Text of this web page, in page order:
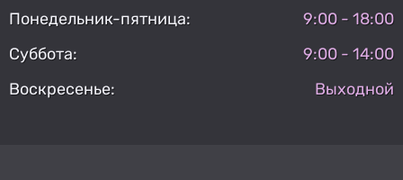
Понедельник-пятница:
9:00 - 18:00
Суббота:
9:00 - 14:00
Воскресенье:
Выходной